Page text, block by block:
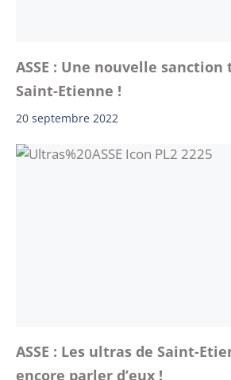
ASSE : Une nouvelle sanction
Saint-Etienne !
20 septembre 2022
ASSE : Les ultras de Saint-
encore parler d’eux !